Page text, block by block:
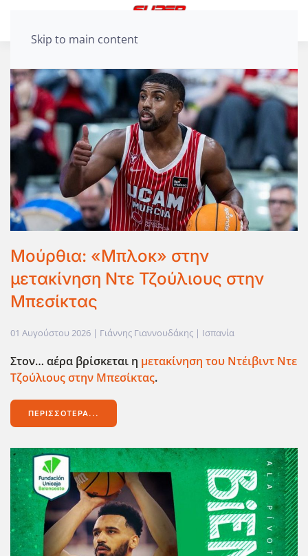
Skip to main content
Μούρθια: «Μπλοκ» στην
μετακίνηση Ντε Τζούλιους στην
Μπεσίκτας
01 Αυγούστου 2026 | Γιάννης Γιαννουδάκης | Ισπανία
Στον… αέρα βρίσκεται η μετακίνηση του Ντέιβιντ Ντε
Τζούλιους στην Μπεσίκτας.
ΠΕΡΙΣΣΌΤΕΡΑ...